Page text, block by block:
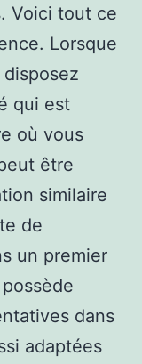
Voici tout ce
Lorsque
qui est
où vous
être
similaire
de
un premier
dans
adaptées